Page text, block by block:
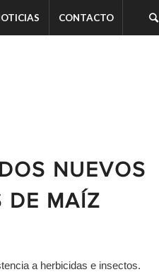
CONTACTO
NUEVOS
DE MAÍZ
a herbicidas e insectos.